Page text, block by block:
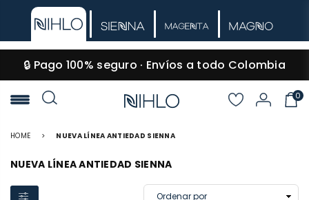
🔒 Pago 100% seguro · Envíos a todo Colombia
NIHLO
0
HOME > NUEVA LÍNEA ANTIEDAD SIENNA
NUEVA LÍNEA ANTIEDAD SIENNA